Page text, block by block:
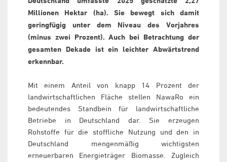
Millionen Hektar (ha). Sie bewegt sich damit
geringfügig unter dem Niveau des Vorjahres
(minus zwei Prozent). Auch bei Betrachtung der
gesamten Dekade ist ein leichter Abwärtstrend
erkennbar.
Mit einem Anteil von knapp 14 Prozent der
landwirtschaftlichen Fläche stellen NawaRo ein
bedeutendes Standbein für landwirtschaftliche
Betriebe in Deutschland dar. Sie erzeugen
Rohstoffe für die stoffliche Nutzung und den in
Deutschland mengenmäßig wichtigsten
erneuerbaren Energieträger Biomasse. Zugleich